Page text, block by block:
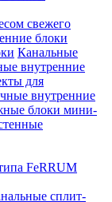
свежего
блоки
Канальные
внутренние
для
внутренние
блоки мини-
FeRRUM
сплит-